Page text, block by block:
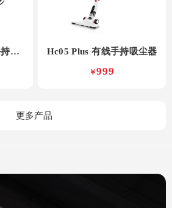
T11 Cyclone Rinse手持吸尘器 Hc05 Plus 有线手持吸尘器
￥999
更多产品